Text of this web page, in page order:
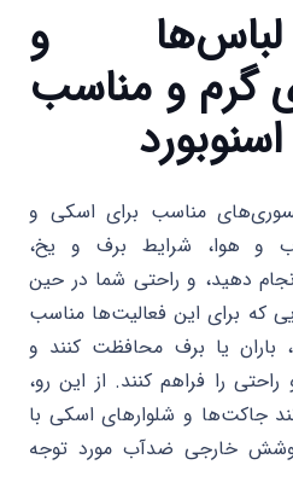
و
گرم و مناسب
مناسب برای اسکی و
آب و هوا، شرایط برف و یخ،
دهید، و راحتی شما در حین
که برای این فعالیت‌ها مناسب
باران یا برف محافظت کنند و
را فراهم کنند. از این رو،
جاکت‌ها و شلوارهای اسکی با
خارجی ضدآب مورد توجه